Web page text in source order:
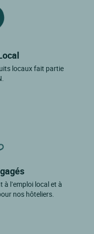
locaux fait partie
l’emploi local et à
nos hôteliers.